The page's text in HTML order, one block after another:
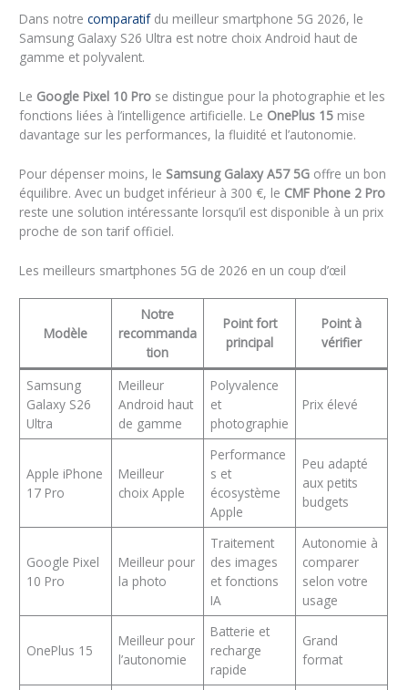
Dans notrecomparatifdu meilleur smartphone 5G 2026, le
Samsung Galaxy S26 Ultra est notre choix Android haut de
gamme et polyvalent.
Le Google Pixel 10 Pro se distingue pour la photographie et les
fonctions liées à l’intelligence artificielle. Le OnePlus 15 mise
davantage sur les performances, la fluidité et l’autonomie.
Pour dépenser moins, le Samsung Galaxy A57 5G offre un bon
équilibre. Avec un budget inférieur à 300 €, le CMF Phone 2 Pro
reste une solution intéressante lorsqu’il est disponible à un prix
proche de son tarif officiel.
Les meilleurs smartphones 5G de 2026 en un coup d’œil
Modèle
Notre
recommanda
tion
Point fort
principal
Point à
vérifier
Samsung
Galaxy S26
Ultra
Meilleur
Android haut
de gamme
Polyvalence
et
photographie
Prix élevé
Apple iPhone
17 Pro
Meilleur
choix Apple
Performance
s et
écosystème
Apple
Peu adapté
aux petits
budgets
Google Pixel
10 Pro
Meilleur pour
la photo
Traitement
des images
et fonctions
IA
Autonomie à
comparer
selon votre
usage
OnePlus 15
Meilleur pour
l’autonomie
Batterie et
recharge
rapide
Grand
format